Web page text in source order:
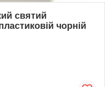
святий
чорній